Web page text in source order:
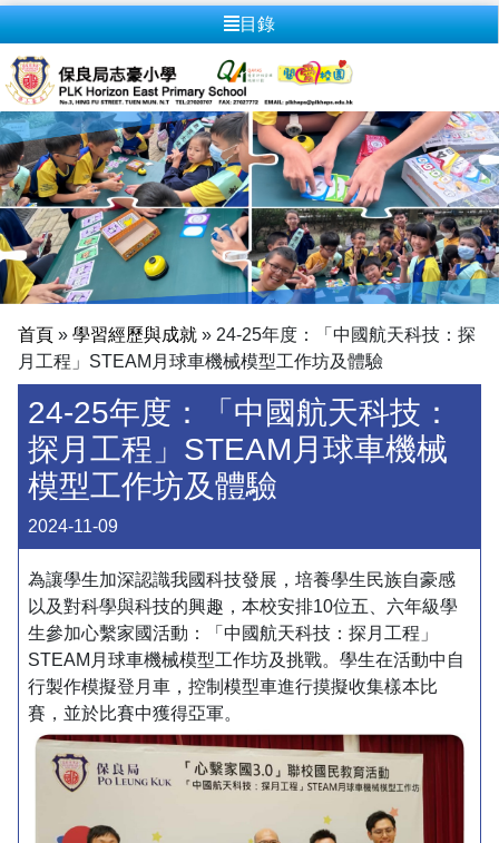
目錄
首頁 » 學習經歷與成就 » 24-25年度：「中國航天科技：探
月工程」STEAM月球車機械模型工作坊及體驗
24-25年度：「中國航天科技：
探月工程」STEAM月球車機械
模型工作坊及體驗
2024-11-09
為讓學生加深認識我國科技發展，培養學生民族自豪感
以及對科學與科技的興趣，本校安排10位五、六年級學
生參加心繫家國活動：「中國航天科技：探月工程」
STEAM月球車機械模型工作坊及挑戰。學生在活動中自
行製作模擬登月車，控制模型車進行摸擬收集樣本比
賽，並於比賽中獲得亞軍。